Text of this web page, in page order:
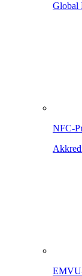
Global
NFC-